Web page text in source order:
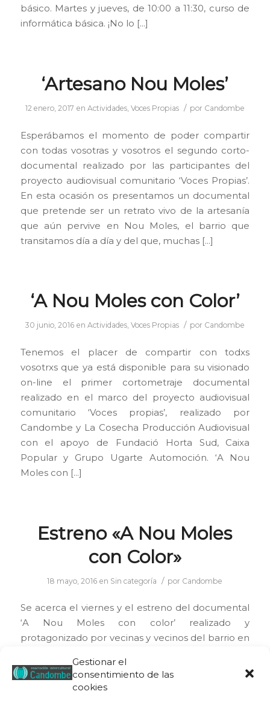
Gestionar el
consentimiento de las
cookies
básico. Martes y jueves, de 10:00 a 11:30, curso de
informática básica. ¡No lo […]
‘Artesano Nou Moles’
12 enero, 2017 en Actividades, Voces Propias / por Candombe
Esperábamos el momento de poder compartir
con todas vosotras y vosotros el segundo corto-
documental realizado por las participantes del
proyecto audiovisual comunitario ‘Voces Propias’.
En esta ocasión os presentamos un documental
que pretende ser un retrato vivo de la artesanía
que aún pervive en Nou Moles, el barrio que
transitamos día a día y del que, muchas […]
‘A Nou Moles con Color’
30 junio, 2016 en Actividades, Voces Propias / por Candombe
Tenemos el placer de compartir con todxs
vosotrxs que ya está disponible para su visionado
on-line el primer cortometraje documental
realizado en el marco del proyecto audiovisual
comunitario ‘Voces propias’, realizado por
Candombe y La Cosecha Producción Audiovisual
con el apoyo de Fundació Horta Sud, Caixa
Popular y Grupo Ugarte Automoción. ‘A Nou
Moles con […]
Estreno «A Nou Moles
con Color»
18 mayo, 2016 en Sin categoría / por Candombe
Se acerca el viernes y el estreno del documental
‘A Nou Moles con color’ realizado y
protagonizado por vecinas y vecinos del barrio en
con La Cosecha Producción Audiovisual ¡Te
esperamos!